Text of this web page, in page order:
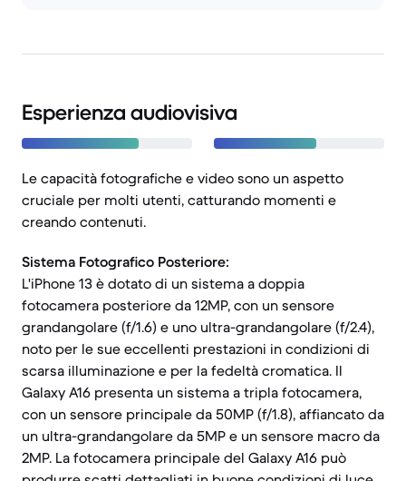
Esperienza audiovisiva
Le capacità fotografiche e video sono un aspetto
cruciale per molti utenti, catturando momenti e
creando contenuti.
Sistema Fotografico Posteriore:
L'iPhone 13 è dotato di un sistema a doppia
fotocamera posteriore da 12MP, con un sensore
grandangolare (f/1.6) e uno ultra-grandangolare (f/2.4),
noto per le sue eccellenti prestazioni in condizioni di
scarsa illuminazione e per la fedeltà cromatica. Il
Galaxy A16 presenta un sistema a tripla fotocamera,
con un sensore principale da 50MP (f/1.8), affiancato da
un ultra-grandangolare da 5MP e un sensore macro da
2MP. La fotocamera principale del Galaxy A16 può